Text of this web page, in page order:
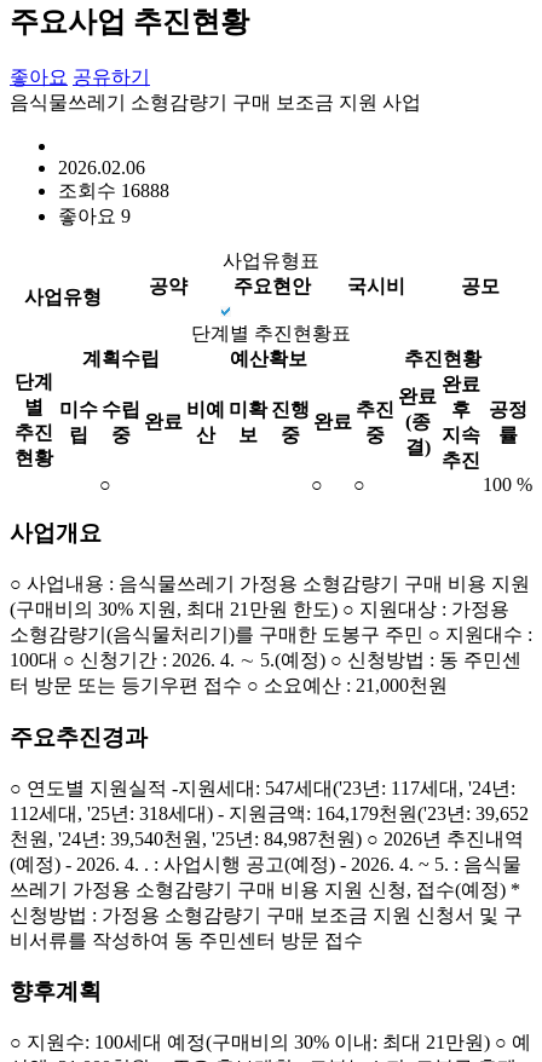
주요사업 추진현황
좋아요 공유하기
음식물쓰레기 소형감량기 구매 보조금 지원 사업
2026.02.06
조회수 16888
좋아요 9
사업유형표
사업유형
공약 주요현안 국시비 공모
단계별 추진현황표
단계
별
추진
현황
계획수립 예산확보 추진현황
미수
립
수립
중
완료
비예
산
미확
보
진행
중
완료
추진
중
완료
(종
결)
완료
후
지속
추진
공정
률
○ ○ ○ 100 %
사업개요
○ 사업내용 : 음식물쓰레기 가정용 소형감량기 구매 비용 지원
(구매비의 30% 지원, 최대 21만원 한도) ○ 지원대상 : 가정용
소형감량기(음식물처리기)를 구매한 도봉구 주민 ○ 지원대수 :
100대 ○ 신청기간 : 2026. 4. ∼ 5.(예정) ○ 신청방법 : 동 주민센
터 방문 또는 등기우편 접수 ○ 소요예산 : 21,000천원
주요추진경과
○ 연도별 지원실적 -지원세대: 547세대('23년: 117세대, '24년:
112세대, '25년: 318세대) - 지원금액: 164,179천원('23년: 39,652
천원, '24년: 39,540천원, '25년: 84,987천원) ○ 2026년 추진내역
(예정) - 2026. 4. . : 사업시행 공고(예정) - 2026. 4. ~ 5. : 음식물
쓰레기 가정용 소형감량기 구매 비용 지원 신청, 접수(예정) *
신청방법 : 가정용 소형감량기 구매 보조금 지원 신청서 및 구
비서류를 작성하여 동 주민센터 방문 접수
향후계획
○ 지원수: 100세대 예정(구매비의 30% 이내: 최대 21만원) ○ 예